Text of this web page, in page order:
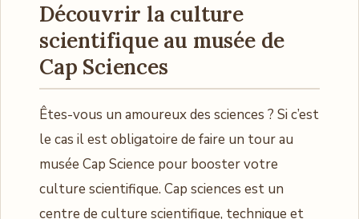
Découvrir la culture
scientifique au musée de
Cap Sciences
Êtes-vous un amoureux des sciences ? Si c’est
le cas il est obligatoire de faire un tour au
musée Cap Science pour booster votre
culture scientifique. Cap sciences est un
centre de culture scientifique, technique et